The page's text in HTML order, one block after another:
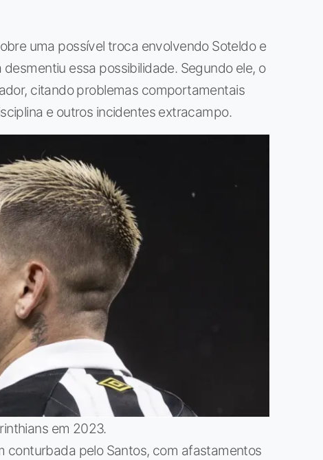
uma possível troca envolvendo Soteldo e
essa possibilidade. Segundo ele, o
citando problemas comportamentais
e outros incidentes extracampo.
em 2023.
conturbada pelo Santos, com afastamentos